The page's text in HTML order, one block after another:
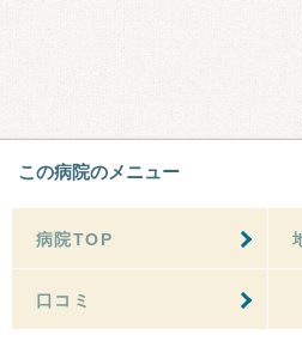
この病院のメニュー
病院TOP
口コミ